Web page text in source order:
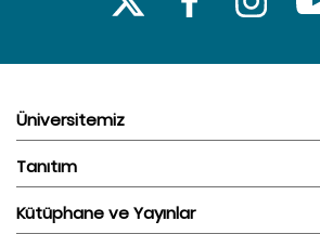
Üniversitemiz
Tanıtım
Kütüphane ve Yayınlar